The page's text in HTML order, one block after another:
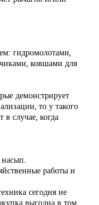
гидромолотами,
ковшами для
демонстрирует
то у такого
в случае, когда
насып.
работы и
сегодня не
выгодна в том